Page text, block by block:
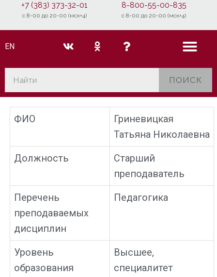
+7 (383) 373-32-01
c 8-00 до 20-00 (мск+4)
8-800-55-00-835
c 8-00 до 20-00 (мск+4)
EN
ПОИСК
ФИО
Гриневицкая
Татьяна Николаевна
Должность
Старший
преподаватель
Перечень
преподаваемых
дисциплин
Педагогика
Уровень
образования
Высшее,
специалитет